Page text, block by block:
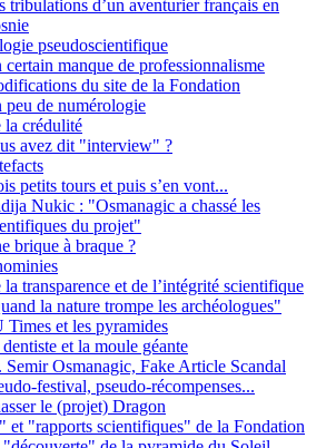
tribulations d’un aventurier français en
pseudoscientifique
certain manque de professionnalisme
du site de la Fondation
peu de numérologie
la crédulité
avez dit "interview" ?
petits tours et puis s’en vont...
Nukic : "Osmanagic a chassé les
du projet"
brique à braque ?
la transparence et de l’intégrité scientifique
la nature trompe les archéologues"
Times et les pyramides
et la moule géante
Semir Osmanagic, Fake Article Scandal
festival, pseudo-récompenses...
le (projet) Dragon
et "rapports scientifiques" de la Fondation